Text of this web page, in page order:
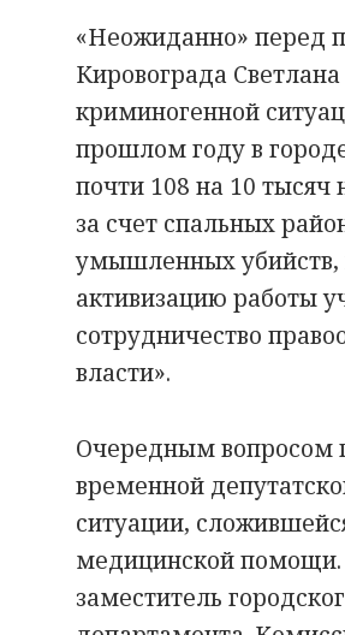
«Неожиданно» перед
Кировограда
криминогенной
прошлом году в
почти 108 на 10 тысяч
за счет спальных
умышленных убийств,
активизацию работы
сотрудничество
власти».
Очередным вопросом
временной
ситуации,
медицинской помощи.
заместитель